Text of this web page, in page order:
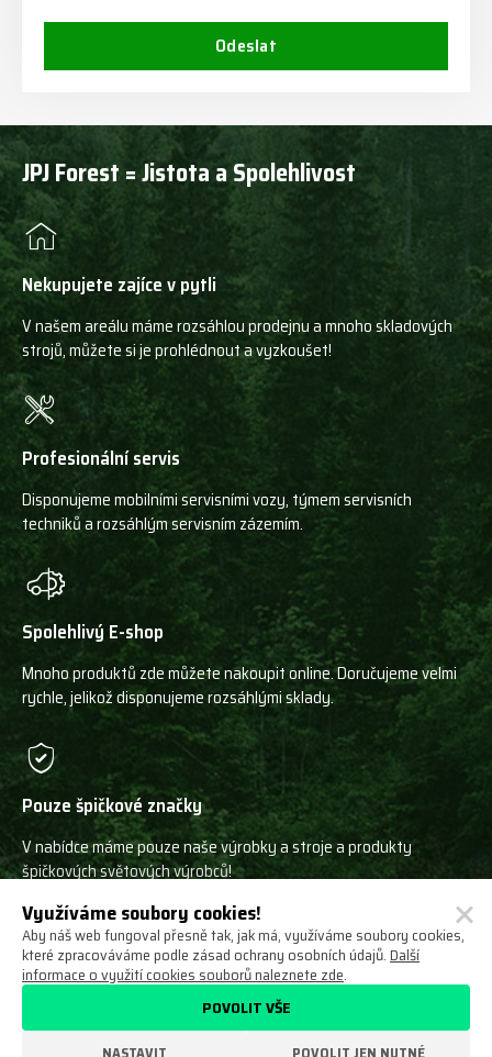
Odeslat
JPJ Forest = Jistota a Spolehlivost
Nekupujete zajíce v pytli
V našem areálu máme rozsáhlou prodejnu a mnoho skladových
strojů, můžete si je prohlédnout a vyzkoušet!
Profesionální servis
Disponujeme mobilními servisními vozy, týmem servisních
techniků a rozsáhlým servisním zázemím.
Spolehlivý E-shop
Mnoho produktů zde můžete nakoupit online. Doručujeme velmi
rychle, jelikož disponujeme rozsáhlými sklady.
Pouze špičkové značky
V nabídce máme pouze naše výrobky a stroje a produkty
špičkových světových výrobců!
Ochrana osobních údajůObchodní podmínky
Odstoupení od smlouvyO násNastavení cookies
Využíváme soubory cookies!
Aby náš web fungoval přesně tak, jak má, využíváme soubory cookies,
které zpracováváme podle zásad ochrany osobních údajů.Další
informace o využití cookies souborů naleznete zde.
POVOLIT VŠE